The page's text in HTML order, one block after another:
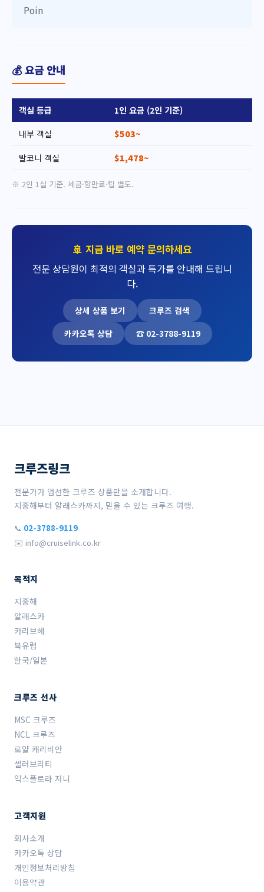
Poin
💰 요금 안내
객실 등급
1인 요금 (2인 기준)
내부 객실
$503~
발코니 객실 $1,478~
※ 2인 1실 기준. 세금·항만료·팁 별도.
🚢 지금 바로 예약 문의하세요
전문 상담원이 최적의 객실과 특가를 안내해 드립니
다.
상세 상품 보기
크루즈 검색
카카오톡 상담
☎ 02-3788-9119
크루즈링크
전문가가 엄선한 크루즈 상품만을 소개합니다.
지중해부터 알래스카까지, 믿을 수 있는 크루즈 여행.
📞 02-3788-9119
✉️ info@cruiselink.co.kr
목적지
지중해
알래스카
카리브해
북유럽
한국/일본
크루즈 선사
MSC 크루즈
NCL 크루즈
로얄 캐리비안
셀러브리티
익스플로라 저니
고객지원
회사소개
카카오톡 상담
개인정보처리방침
이용약관